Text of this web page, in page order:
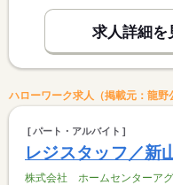
求人詳細を
ハローワーク求人（掲載元：龍野
パート・アルバイト
レジスタッフ／
株式会社 ホームセンターア